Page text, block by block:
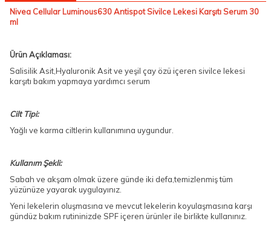
Nivea Cellular Luminous630 Antispot Sivilce Lekesi Karşıtı Serum 30
ml
Ürün Açıklaması:
Salisilik Asit,Hyaluronik Asit ve yeşil çay özü içeren sivilce lekesi
karşıtı bakım yapmaya yardımcı serum
Cilt Tipi:
Yağlı ve karma ciltlerin kullanımına uygundur.
Kullanım Şekli:
Sabah ve akşam olmak üzere günde iki defa,temizlenmiş tüm
yüzünüze yayarak uygulayınız.
Yeni lekelerin oluşmasına ve mevcut lekelerin koyulaşmasına karşı
gündüz bakım rutininizde SPF içeren ürünler ile birlikte kullanınız.